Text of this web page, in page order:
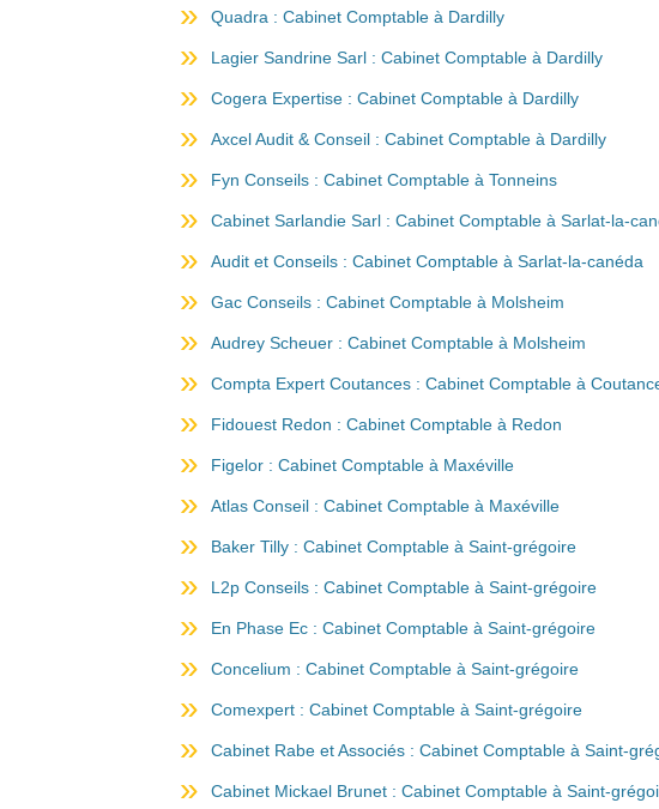
Quadra : Cabinet Comptable à Dardilly
Lagier Sandrine Sarl : Cabinet Comptable à Dardilly
Cogera Expertise : Cabinet Comptable à Dardilly
Axcel Audit & Conseil : Cabinet Comptable à Dardilly
Fyn Conseils : Cabinet Comptable à Tonneins
Cabinet Sarlandie Sarl : Cabinet Comptable à Sarlat-la-
Audit et Conseils : Cabinet Comptable à Sarlat-la-canéda
Gac Conseils : Cabinet Comptable à Molsheim
Audrey Scheuer : Cabinet Comptable à Molsheim
Compta Expert Coutances : Cabinet Comptable à
Fidouest Redon : Cabinet Comptable à Redon
Figelor : Cabinet Comptable à Maxéville
Atlas Conseil : Cabinet Comptable à Maxéville
Baker Tilly : Cabinet Comptable à Saint-grégoire
L2p Conseils : Cabinet Comptable à Saint-grégoire
En Phase Ec : Cabinet Comptable à Saint-grégoire
Concelium : Cabinet Comptable à Saint-grégoire
Comexpert : Cabinet Comptable à Saint-grégoire
Cabinet Rabe et Associés : Cabinet Comptable à Saint-
Cabinet Mickael Brunet : Cabinet Comptable à Saint-